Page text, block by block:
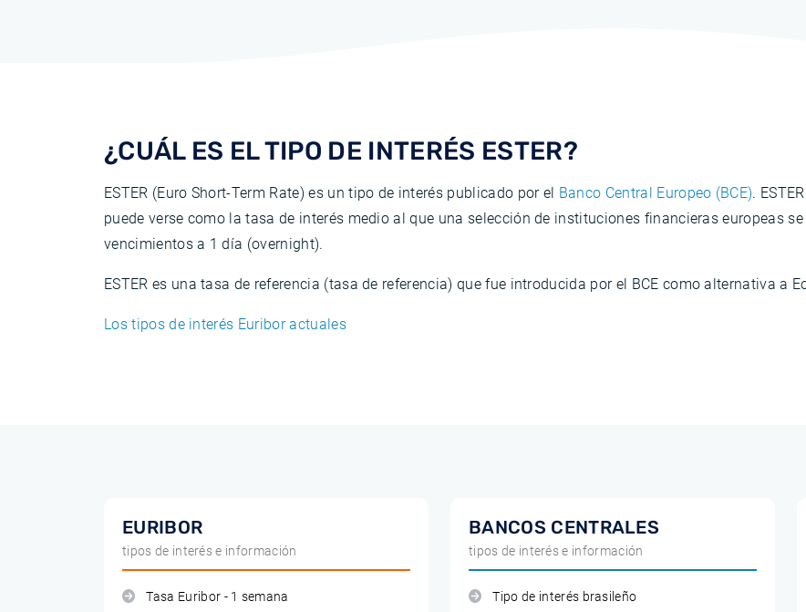
¿CUÁL ES EL TIPO DE INTERÉS ESTER?
ESTER (Euro Short-Term Rate) es un tipo de interés publicado por el Banco Central Europeo (BCE).
puede verse como la tasa de interés medio al que una selección de instituciones financieras europeas
vencimientos a 1 día (overnight).
ESTER es una tasa de referencia (tasa de referencia) que fue introducida por el BCE como alternativa a
Los tipos de interés Euribor actuales
EURIBOR
tipos de interés e información
Tasa Euribor - 1 semana
BANCOS CENTRALES
tipos de interés e información
Tipo de interés brasileño